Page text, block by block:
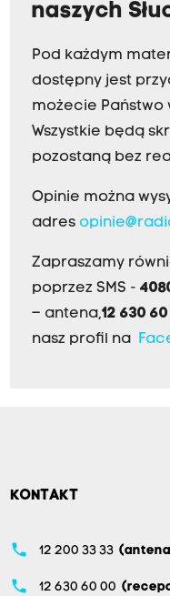
naszych
Pod każdym
dostępny jest
możecie Państwo
Wszystkie będą
pozostaną bez
Opinie można
adres
Zapraszamy
poprzez SMS -
– antena,12 630
nasz profil na
KONTAKT
phone 12 200 33 33
phone 12 630 60 00